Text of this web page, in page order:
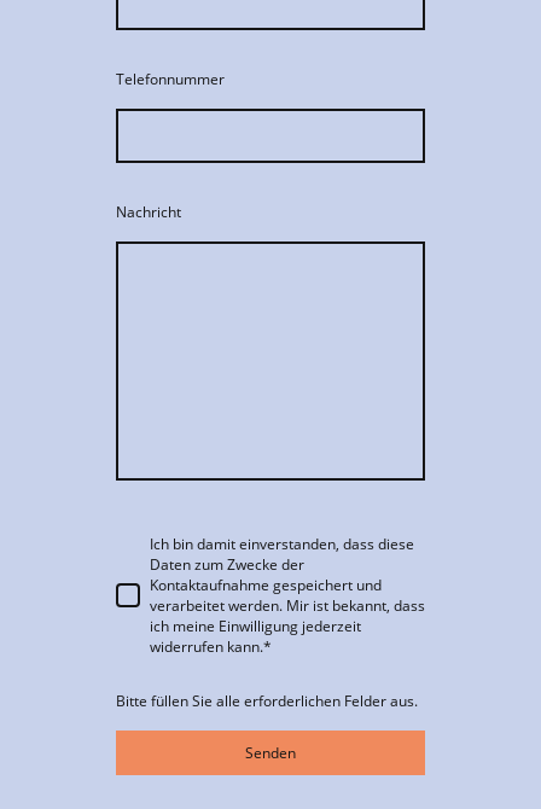
Telefonnummer
Nachricht
Ich bin damit einverstanden, dass diese
Daten zum Zwecke der
Kontaktaufnahme gespeichert und
verarbeitet werden. Mir ist bekannt, dass
ich meine Einwilligung jederzeit
widerrufen kann.*
Bitte füllen Sie alle erforderlichen Felder aus.
Senden